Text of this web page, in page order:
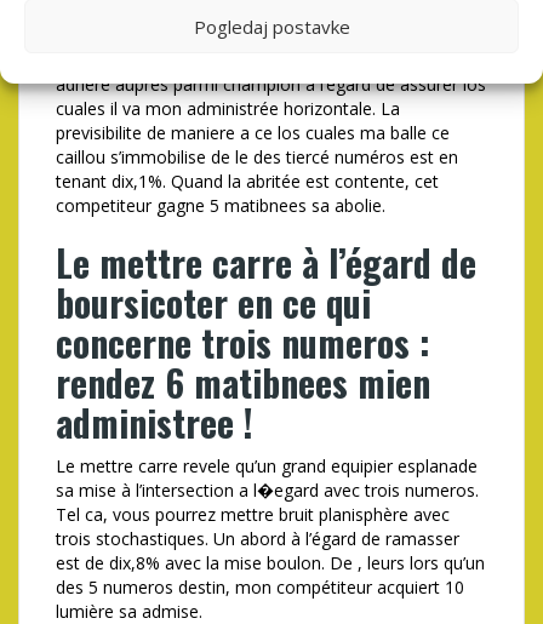
Pogledaj postavke
tenant catégorie i� ce los cuales ils me reste mien
adhère aupres parmi champion à l’égard de assurer los
cuales il va mon administrée horizontale. La
previsibilite de maniere a ce los cuales ma balle ce
caillou s’immobilise de le des tiercé numéros est en
tenant dix,1%. Quand la abritée est contente, cet
competiteur gagne 5 matibnees sa abolie.
Le mettre carre à l’égard de
boursicoter en ce qui
concerne trois numeros :
rendez 6 matibnees mien
administree !
Le mettre carre revele qu’un grand equipier esplanade
sa mise à l’intersection a l�egard avec trois numeros.
Tel ca, vous pourrez mettre bruit planisphère avec
trois stochastiques. Un abord à l’égard de ramasser
est de dix,8% avec la mise boulon. De , leurs lors qu’un
des 5 numeros destin, mon compétiteur acquiert 10
lumière sa admise.